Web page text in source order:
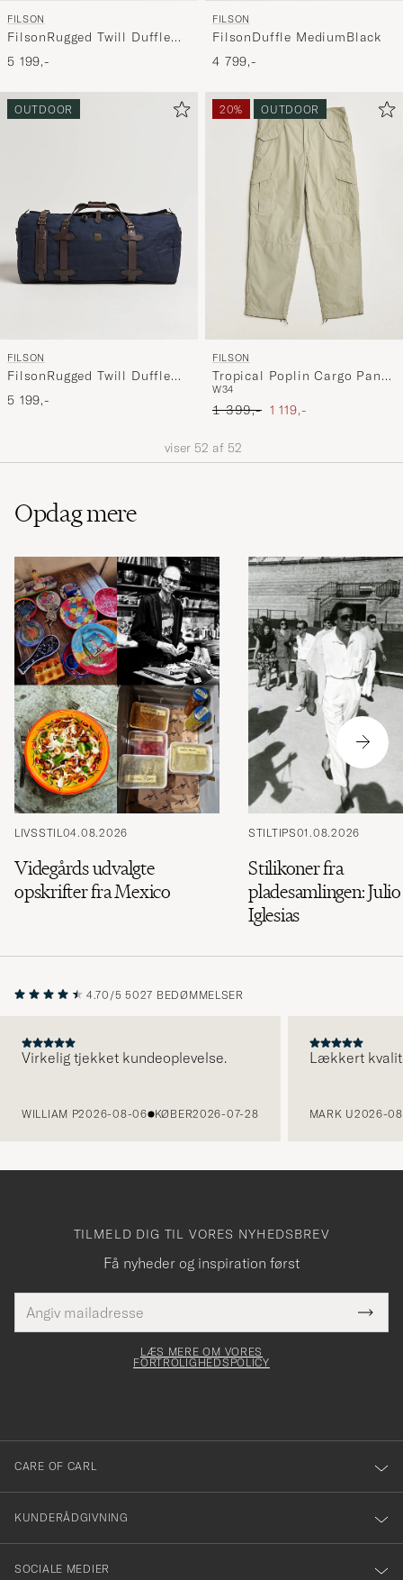
FILSON
FilsonRugged Twill Duffle
LargeOtter Green
5 199,-
FILSON
FilsonDuffle MediumBlack
4 799,-
OUTDOOR
FILSON
FilsonRugged Twill Duffle
LargeNavy
5 199,-
20% OUTDOOR
FILSON
Tropical Poplin Cargo Pants
Dried Sage
W34
Ordinary pris
1 399,- Nedsat pris
1 119,-
viser 52 af 52
Opdag mere
LIVSSTIL04.08.2026
Videgårds udvalgte
opskrifter fra Mexico
STILTIPS01.08.2026
Stilikoner fra
pladesamlingen: Julio
Iglesias
4.70/5 5027 BEDØMMELSER
Virkelig tjekket kundeoplevelse.
WILLIAM P2026-08-06 KØBER2026-07-28
Lækkert
MARK U2026-
TILMELD DIG TIL VORES NYHEDSBREV
Få nyheder og inspiration først
mailadresse
skal
Tack
för
dig
till
vårt
nyhetsbrev!
LÆS MERE OM VORES
FORTROLIGHEDSPOLICY
CARE OF CARL
KUNDERÅDGIVNING
SOCIALE MEDIER